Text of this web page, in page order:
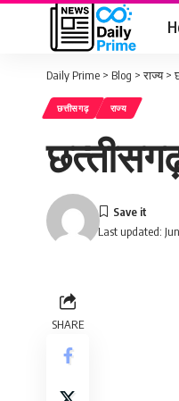
Daily Prime > Blog >राज्य>
छत्तीसगढ़ राज्य
Last updated:
SHARE